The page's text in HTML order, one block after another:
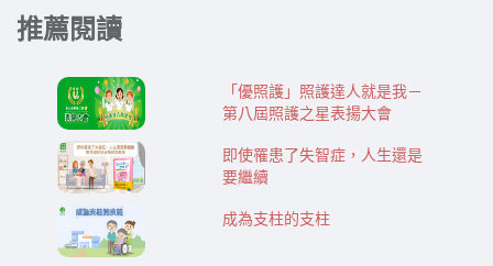
推薦閱讀
「優照護」照護達人就是我－
第八屆照護之星表揚大會
即使罹患了失智症，人生還是
要繼續
成為支柱的支柱